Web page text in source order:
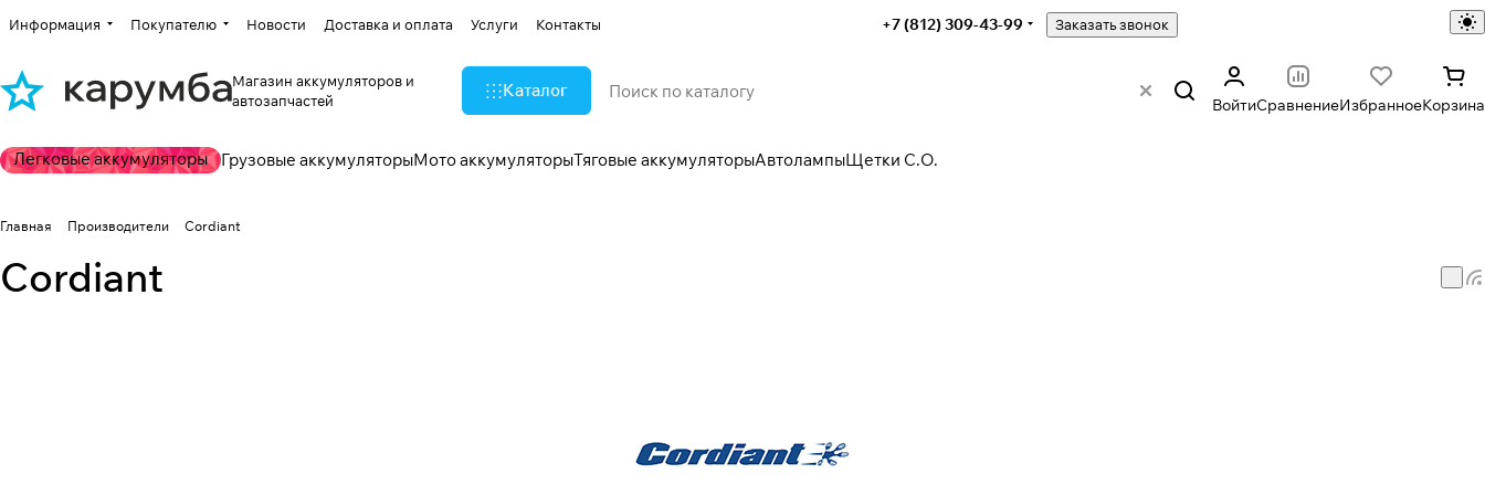
Информация Покупателю Новости Доставка и оплата Услуги Контакты +7 (812) 309-43-99 Заказать звонок
Магазин аккумуляторов и
автозапчастей
Каталог
ВойтиСравнениеИзбранноеКорзина
Легковые аккумуляторы Грузовые аккумуляторыМото аккумуляторыТяговые аккумуляторыАвтолампыЩетки С.О.
Главная Производители Cordiant
Cordiant